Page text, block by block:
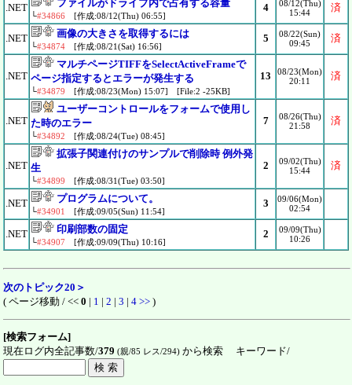
.NET ファイルがドライブ内で占有する容量
└#34866 [作成:08/12(Thu) 06:55]
4
08/12(Thu)
15:44
済
.NET 画像の大きさを取得するには
└#34874 [作成:08/21(Sat) 16:56]
5
08/22(Sun)
09:45
済
.NET
マルチページTIFFをSelectActiveFrameで
ページ指定するとエラーが発生する
└#34879 [作成:08/23(Mon) 15:07] [File:2 -25KB]
13
08/23(Mon)
20:11
済
.NET
ユーザーコントロールをフォームで使用し
た時のエラー
└#34892 [作成:08/24(Tue) 08:45]
7
08/26(Thu)
21:58
済
.NET
拡張子関連付けのサンプルで削除時 例外発
生
└#34899 [作成:08/31(Tue) 03:50]
2
09/02(Thu)
15:44
済
.NET プログラムについて。
└#34901 [作成:09/05(Sun) 11:54]
3
09/06(Mon)
02:54
.NET 印刷部数の固定
└#34907 [作成:09/09(Thu) 10:16]
2
09/09(Thu)
10:26
次のトピック20＞
( ページ移動 / << 0 | 1 | 2 | 3 | 4 >> )
[検索フォーム]
現在ログ内全記事数/379 (親/85 レス/294) から検索 キーワード/